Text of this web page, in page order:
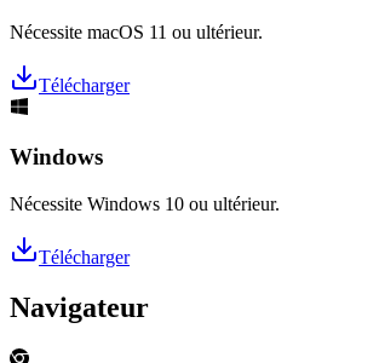
Nécessite macOS 11 ou ultérieur.
Télécharger
Windows
Nécessite Windows 10 ou ultérieur.
Télécharger
Navigateur